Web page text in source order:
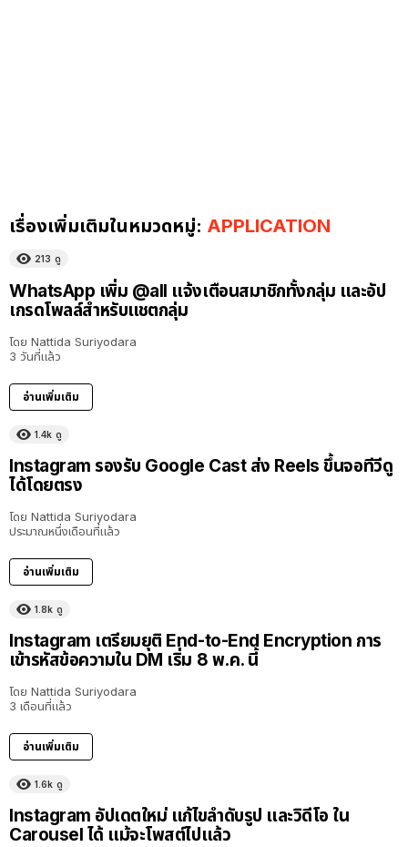
เรื่องเพิ่มเติมในหมวดหมู่: APPLICATION
213 ดู
WhatsApp เพิ่ม @all แจ้งเตือนสมาชิกทั้งกลุ่ม และอัป
เกรดโพลล์สำหรับแชตกลุ่ม
โดย Nattida Suriyodara
3 วันที่แล้ว
อ่านเพิ่มเติม
1.4k ดู
Instagram รองรับ Google Cast ส่ง Reels ขึ้นจอทีวีดู
ได้โดยตรง
โดย Nattida Suriyodara
ประมาณหนึ่งเดือนที่แล้ว
อ่านเพิ่มเติม
1.8k ดู
Instagram เตรียมยุติ End-to-End Encryption การ
เข้ารหัสข้อความใน DM เริ่ม 8 พ.ค. นี้
โดย Nattida Suriyodara
3 เดือนที่แล้ว
อ่านเพิ่มเติม
1.6k ดู
Instagram อัปเดตใหม่ แก้ไขลำดับรูป และวิดีโอ ใน
Carousel ได้ แม้จะโพสต์ไปแล้ว